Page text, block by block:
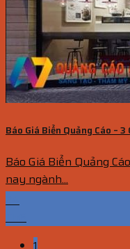
Báo Giá Biển Quảng Cáo –
Báo Giá Biển Quảng
nay ngành...
24
Th6